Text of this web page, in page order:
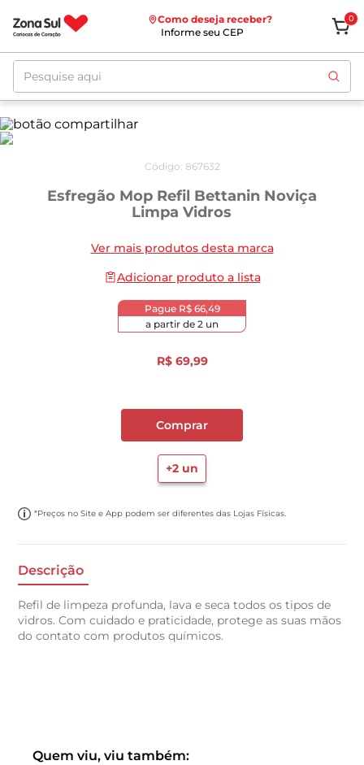
Como deseja receber?
Informe seu CEP
0
Pesquise aqui
Código: 867632
Esfregão Mop Refil Bettanin Noviça
Limpa Vidros
Ver mais produtos desta marca
Adicionar produto a lista
Pague R$ 66,49
a partir de 2 un
R$ 69,99
Comprar
+2 un
*Preços no Site e App podem ser diferentes das Lojas Físicas.
Descrição
Refil de limpeza profunda, lava e seca todos os tipos de
vidros. Com cuidado e praticidade, protege as suas mãos
do contato com produtos químicos.
Quem viu, viu também: